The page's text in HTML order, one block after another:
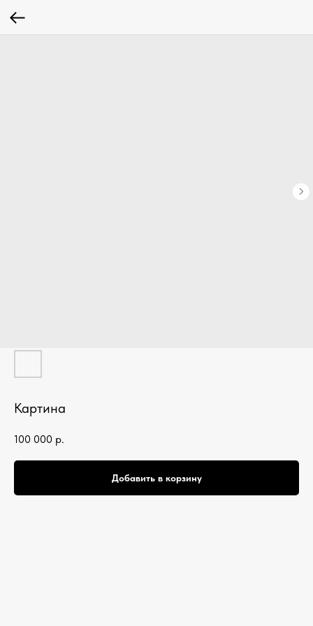
Картина
100 000 р.
Добавить в корзину